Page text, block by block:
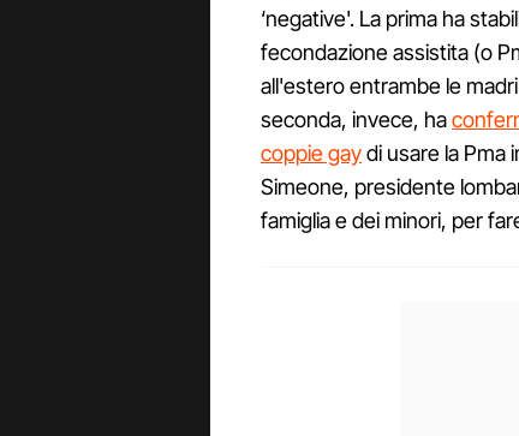
‘negative'. La prima ha
fecondazione assistita (o
all'estero entrambe le madri
seconda, invece, ha
coppie gaydi usare la Pma
Simeone, presidente
famiglia e dei minori, per